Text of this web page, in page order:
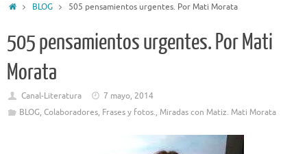
InicioBLOG 505 pensamientos urgentes. Por Mati Morata
505 pensamientos urgentes. Por Mati
Morata
Canal-Literatura
7 mayo, 2014
BLOG, Colaboradores, Frases y fotos., Miradas con Matiz. Mati Morata